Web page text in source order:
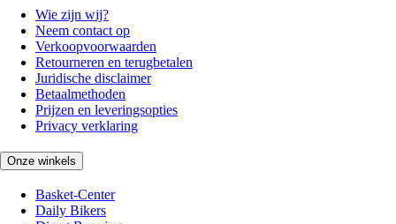
Wie zijn wij?
Neem contact op
Verkoopvoorwaarden
Retourneren en terugbetalen
Juridische disclaimer
Betaalmethoden
Prijzen en leveringsopties
Privacy verklaring
Onze winkels
Basket-Center
Daily Bikers